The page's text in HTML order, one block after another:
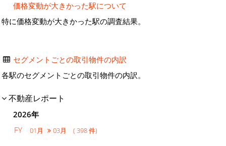
価格変動が大きかった駅について
特に価格変動が大きかった駅の調査結果。
セグメントごとの取引物件の内訳
各駅のセグメントごとの取引物件の内訳。
不動産レポート
2026年
FY 01月 03月 ( 398 件)